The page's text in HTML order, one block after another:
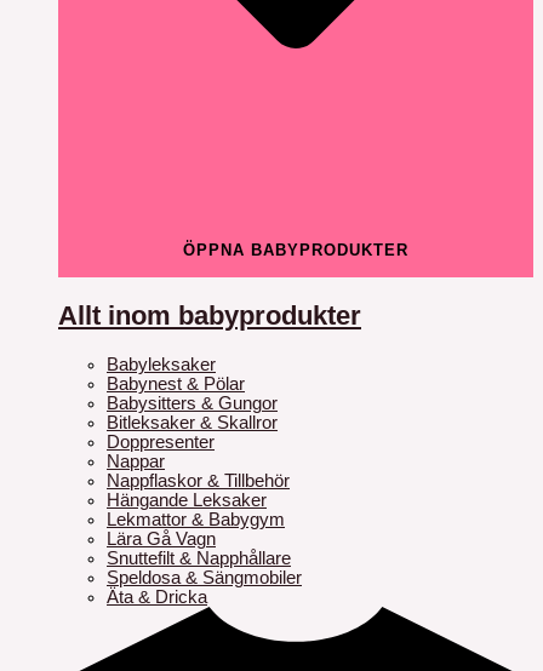
ÖPPNA BABYPRODUKTER
Allt inom babyprodukter
Babyleksaker
Babynest & Pölar
Babysitters & Gungor
Bitleksaker & Skallror
Doppresenter
Nappar
Nappflaskor & Tillbehör
Hängande Leksaker
Lekmattor & Babygym
Lära Gå Vagn
Snuttefilt & Napphållare
Speldosa & Sängmobiler
Äta & Dricka